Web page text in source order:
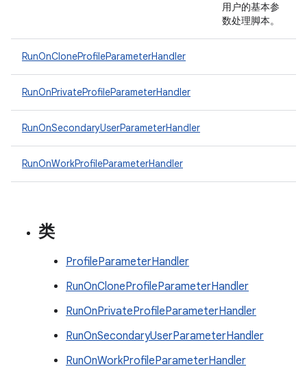
用户的基本参
数处理脚本。
RunOnCloneProfileParameterHandler
RunOnPrivateProfileParameterHandler
RunOnSecondaryUserParameterHandler
RunOnWorkProfileParameterHandler
类
ProfileParameterHandler
RunOnCloneProfileParameterHandler
RunOnPrivateProfileParameterHandler
RunOnSecondaryUserParameterHandler
RunOnWorkProfileParameterHandler